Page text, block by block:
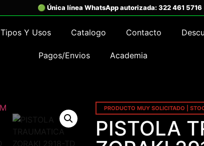
Tipos Y Usos Catalogo Contacto
Pagos/Envios Academia
PRODUCTO MUY SOLICITADO |
PISTOLA